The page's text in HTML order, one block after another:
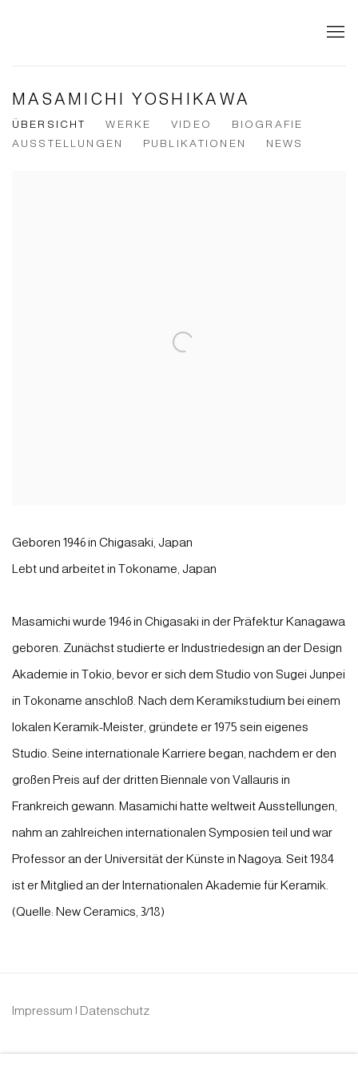
MASAMICHI YOSHIKAWA
ÜBERSICHT WERKE VIDEO
BIOGRAFIE
AUSSTELLUNGEN
PUBLIKATIONEN NEWS
Geboren 1946 in Chigasaki, Japan
Lebt und arbeitet in Tokoname, Japan
Masamichi wurde 1946 in Chigasaki in der Präfektur Kanagawa
geboren. Zunächst studierte er Industriedesign an der Design
Akademie in Tokio, bevor er sich dem Studio von Sugei Junpei
in Tokoname anschloß. Nach dem Keramikstudium bei einem
lokalen Keramik-Meister, gründete er 1975 sein eigenes
Studio. Seine internationale Karriere began, nachdem er den
großen Preis auf der dritten Biennale von Vallauris in
Frankreich gewann. Masamichi hatte weltweit Ausstellungen,
nahm an zahlreichen internationalen Symposien teil und war
Professor an der Universität der Künste in Nagoya. Seit 1984
ist er Mitglied an der Internationalen Akademie für Keramik.
(Quelle: New Ceramics, 3/18)
Impressum | Datenschutz